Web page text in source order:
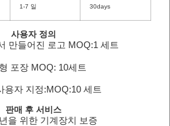
1-7 일 30days
사용자 정의
만들어진 로고 MOQ:1 세트
포장 MOQ: 10세트
용자 지정:MOQ:10 세트
판매 후 서비스
을 위한 기계장치 보증